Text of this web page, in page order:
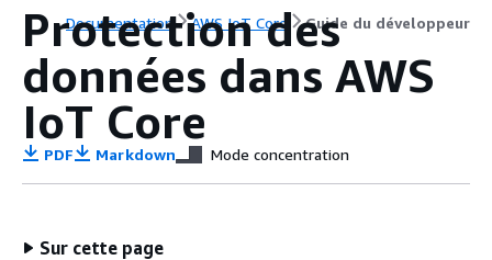
Documentation AWS IoT Core Guide du développeur
Protection des
données dans AWS
IoT Core
PDF Markdown Mode concentration
Sur cette page